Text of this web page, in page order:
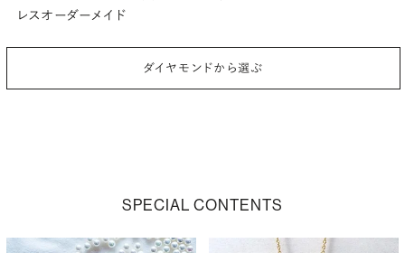
レスオーダーメイド
ダイヤモンドから選ぶ
SPECIAL CONTENTS